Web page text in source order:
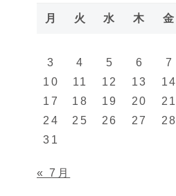
月 火 水 木 金
3
4 5 6 7
10
11 12 13 14
17
18 19 20 21
24
25 26 27 28
31
« 7月